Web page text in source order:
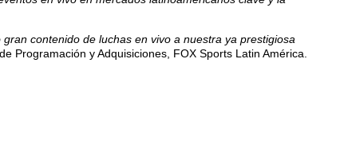
contenido de luchas en vivo a nuestra ya prestigiosa
Programación y Adquisiciones, FOX Sports Latin América.